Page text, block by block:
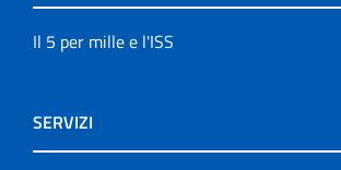
Il 5 per mille e l'ISS
SERVIZI